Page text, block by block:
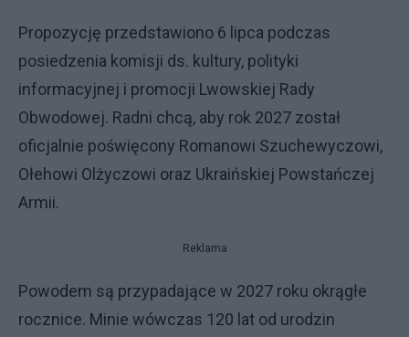
Propozycję przedstawiono 6 lipca podczas
posiedzenia komisji ds. kultury, polityki
informacyjnej i promocji Lwowskiej Rady
Obwodowej. Radni chcą, aby rok 2027 został
oficjalnie poświęcony Romanowi Szuchewyczowi,
Ołehowi Olżyczowi oraz Ukraińskiej Powstańczej
Armii.
Reklama
Powodem są przypadające w 2027 roku okrągłe
rocznice. Minie wówczas 120 lat od urodzin